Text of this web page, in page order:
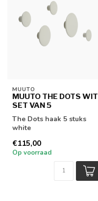
MUUTO
MUUTO THE DOTS WIT
SET VAN 5
The Dots haak 5 stuks
white
€115,00
Op voorraad